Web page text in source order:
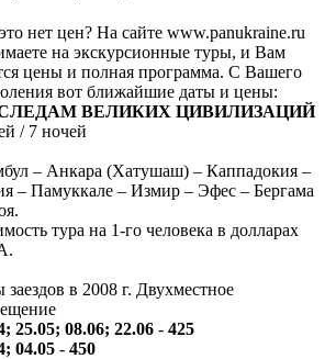
нет цен? На сайте www.panukraine.ru
на экскурсионные туры, и Вам
цены и полная программа. С Вашего
вот ближайшие даты и цены:
ВЕЛИКИХ ЦИВИЛИЗАЦИЙ
/ 7 ночей
– Анкара (Хатушаш) – Каппадокия –
– Памуккале – Измир – Эфес – Бергама
тура на 1-го человека в долларах
заездов в 2008 г. Двухместное
25.05; 08.06; 22.06 - 425
04.05 - 450